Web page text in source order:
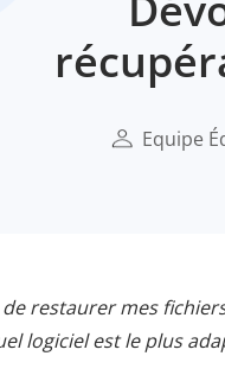
Equipe
de restaurer mes
logiciel est le plus